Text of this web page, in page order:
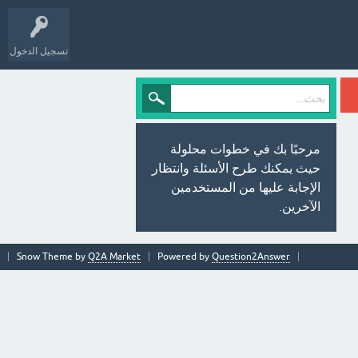
تسجيل الدخول
مرحبًا بك في خطوات محلولة
حيث يمكنك طرح الأسئلة وانتظار
الإجابة عليها من المستخدمين
الآخرين.
Snow Theme by Q2A Market Powered by Question2Answer